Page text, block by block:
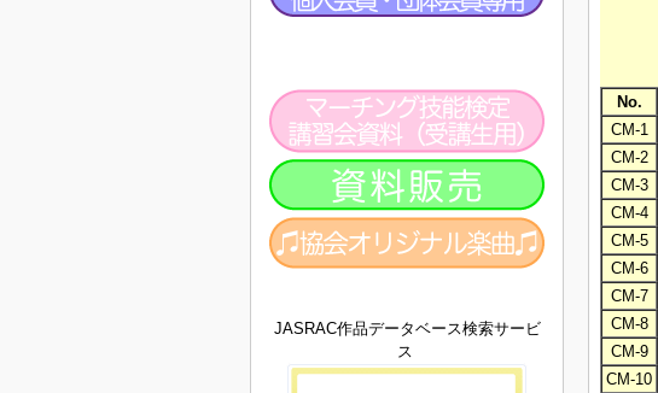
JASRAC作品データベース検索サービ
ス
No.
CM-1
CM-2
CM-3
CM-4
CM-5
CM-6
CM-7
CM-8
CM-9
CM-10